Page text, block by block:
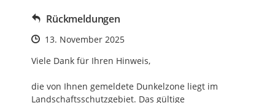
Rückmeldungen
Zeitpunkt des Erstellens
13. November 2025
Viele Dank für Ihren Hinweis,
die von Ihnen gemeldete Dunkelzone liegt im
Landschaftsschutzgebiet. Das gültige